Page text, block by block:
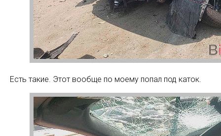
Есть такие. Этот вообще по моему попал под каток.